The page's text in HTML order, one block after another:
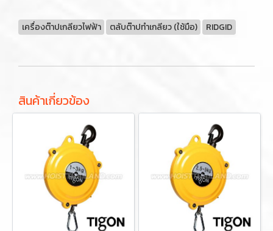
เครื่องต๊าปเกลียวไฟฟ้า ตลับต๊าปทำเกลียว (ใช้มือ) RIDGID
สินค้าเกี่ยวข้อง